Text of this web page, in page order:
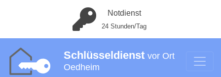
Notdienst
24 Stunden/Tag
Schlüsseldienst vor Ort
Oedheim